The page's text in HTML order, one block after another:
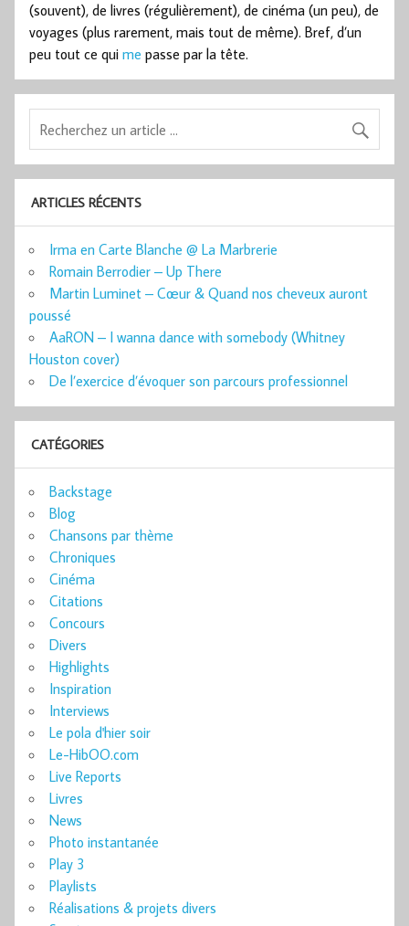
(souvent), de livres (régulièrement), de cinéma (un peu), de
voyages (plus rarement, mais tout de même). Bref, d’un
peu tout ce qui me passe par la tête.
ARTICLES RÉCENTS
Irma en Carte Blanche @ La Marbrerie
Romain Berrodier – Up There
Martin Luminet – Cœur & Quand nos cheveux auront
poussé
AaRON – I wanna dance with somebody (Whitney
Houston cover)
De l’exercice d’évoquer son parcours professionnel
CATÉGORIES
Backstage
Blog
Chansons par thème
Chroniques
Cinéma
Citations
Concours
Divers
Highlights
Inspiration
Interviews
Le pola d'hier soir
Le-HibOO.com
Live Reports
Livres
News
Photo instantanée
Play 3
Playlists
Réalisations & projets divers